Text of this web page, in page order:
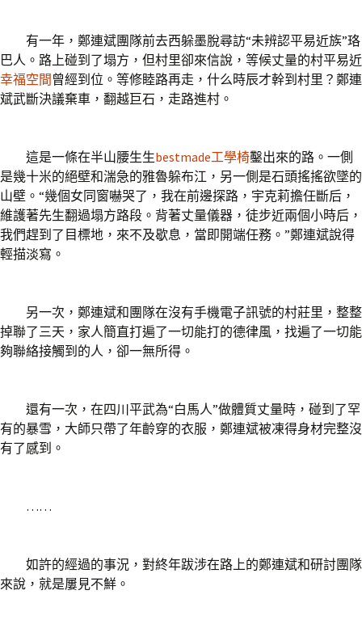
有一年，鄭連斌團隊前去西躲墨脫尋訪“未辨認平易近族”珞
巴人。路上碰到了塌方，但村里卻來信說，等候丈量的村平易近
幸福空間 曾經到位。等修睦路再走，什么時辰才幹到村里？鄭連
斌武斷決議棄車，翻越巨石，走路進村。
這是一條在半山腰生生bestmade工學椅鑿出來的路。一側
是幾十米的絕壁和湍急的雅魯躲布江，另一側是石頭搖搖欲墜的
山壁。“幾個女同窗嚇哭了，我在前邊探路，宇克莉擔任斷后，
維護著先生翻過塌方路段。背著丈量儀器，徒步近兩個小時后，
我們趕到了目標地，來不及歇息，當即開端任務。”鄭連斌說得
輕描淡寫。
另一次，鄭連斌和團隊在沒有手機電子訊號的村莊里，整整
掉聯了三天，家人簡直打遍了一切能打的德律風，找遍了一切能
夠聯絡接觸到的人，卻一無所得。
還有一次，在四川平武為“白馬人”做體質丈量時，碰到了罕
有的暴雪，大師只帶了年齡穿的衣服，鄭連斌被凍得身材完整沒
有了感到。
……
如許的經過的事況，對終年跋涉在路上的鄭連斌和研討團隊
來說，就是屢見不鮮。